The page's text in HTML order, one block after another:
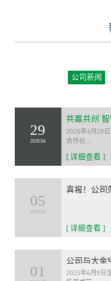
公司新闻
29
2026.04
2026年4月28
合作伙...
[ 详细查看 ]
05
2026.03
喜报！公司
[ 详细查看 ]
01
2025年6月8日